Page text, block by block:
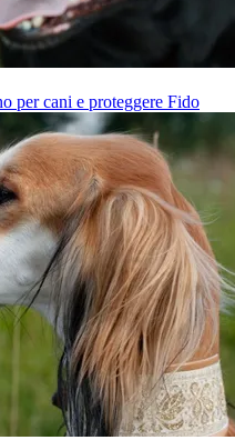
per cani e proteggere Fido